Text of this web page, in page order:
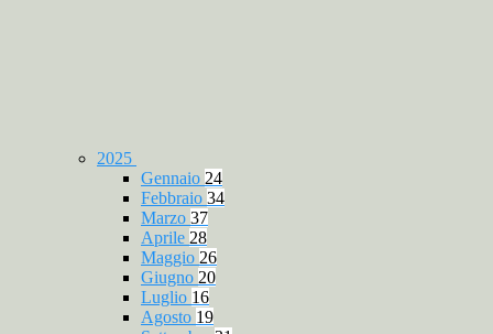
2025
Gennaio 24
Febbraio 34
Marzo 37
Aprile 28
Maggio 26
Giugno 20
Luglio 16
Agosto 19